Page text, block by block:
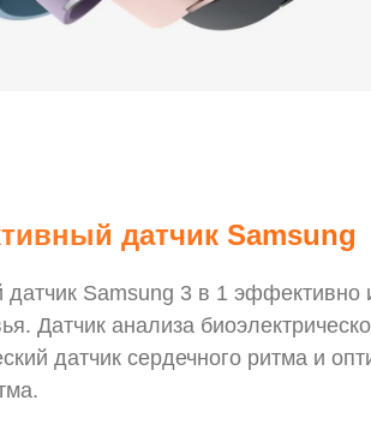
датчик Samsung
Samsung 3 в 1 эффективно
Датчик анализа
датчик сердечного ритма и